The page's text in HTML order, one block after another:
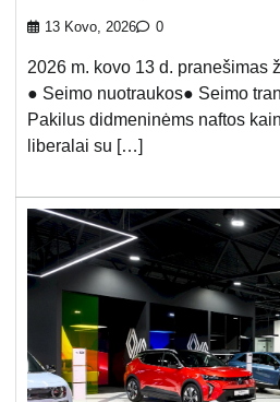
13 Kovo, 2026 0
2026 m. kovo 13 d.
● Seimo nuotraukos● Seimo
Pakilus didmeninėms naftos
liberalai su […]